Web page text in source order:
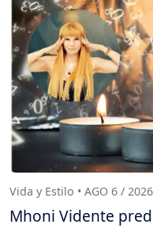
Vida y Estilo • AGO 6 / 2026
Mhoni Vidente